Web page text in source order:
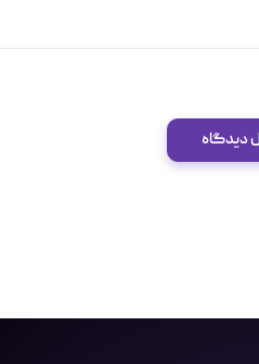
دیدگاه